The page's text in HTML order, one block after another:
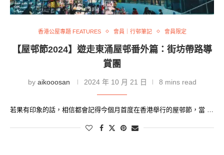
香港公屋專題 FEATURES 會員｜行邨筆記 會員限定
【屋邨節2024】遊走東涌屋邨番外篇：街坊帶路導
賞團
by aikooosan 2024 年 10 月 21 日 8 mins read
若果有印象的話，相信都會記得今個月首度在香港舉行的屋邨節，當 …